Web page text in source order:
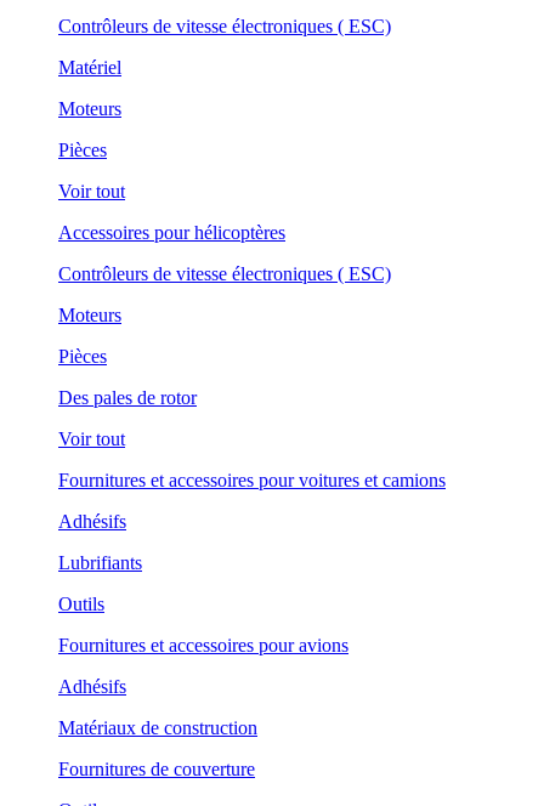
Contrôleurs de vitesse électroniques ( ESC)
Matériel
Moteurs
Pièces
Voir tout
Accessoires pour hélicoptères
Contrôleurs de vitesse électroniques ( ESC)
Moteurs
Pièces
Des pales de rotor
Voir tout
Fournitures et accessoires pour voitures et camions
Adhésifs
Lubrifiants
Outils
Fournitures et accessoires pour avions
Adhésifs
Matériaux de construction
Fournitures de couverture